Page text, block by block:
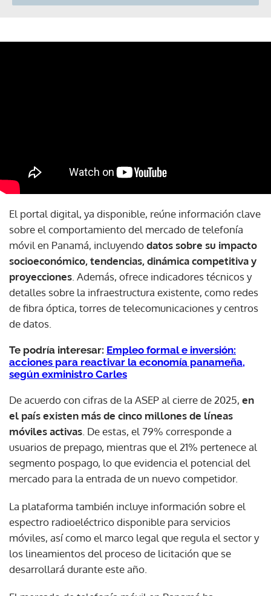
El portal digital, ya disponible, reúne información clave
sobre el comportamiento del mercado de telefonía
móvil en Panamá, incluyendodatos sobre su impacto
socioeconómico, tendencias, dinámica competitiva y
proyecciones . Además, ofrece indicadores técnicos y
detalles sobre la infraestructura existente, como redes
de fibra óptica, torres de telecomunicaciones y centros
de datos.
Te podría interesar: Empleo formal e inversión:
acciones para reactivar la economía panameña,
según exministro Carles
De acuerdo con cifras de la ASEP al cierre de 2025, en
el país existen más de cinco millones de líneas
móviles activas . De estas, el 79% corresponde a
usuarios de prepago, mientras que el 21% pertenece al
segmento pospago, lo que evidencia el potencial del
mercado para la entrada de un nuevo competidor.
La plataforma también incluye información sobre el
espectro radioeléctrico disponible para servicios
móviles, así como el marco legal que regula el sector y
los lineamientos del proceso de licitación que se
desarrollará durante este año.